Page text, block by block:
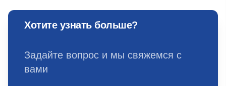
Хотите узнать больше?
Задайте вопрос и мы свяжемся с
вами